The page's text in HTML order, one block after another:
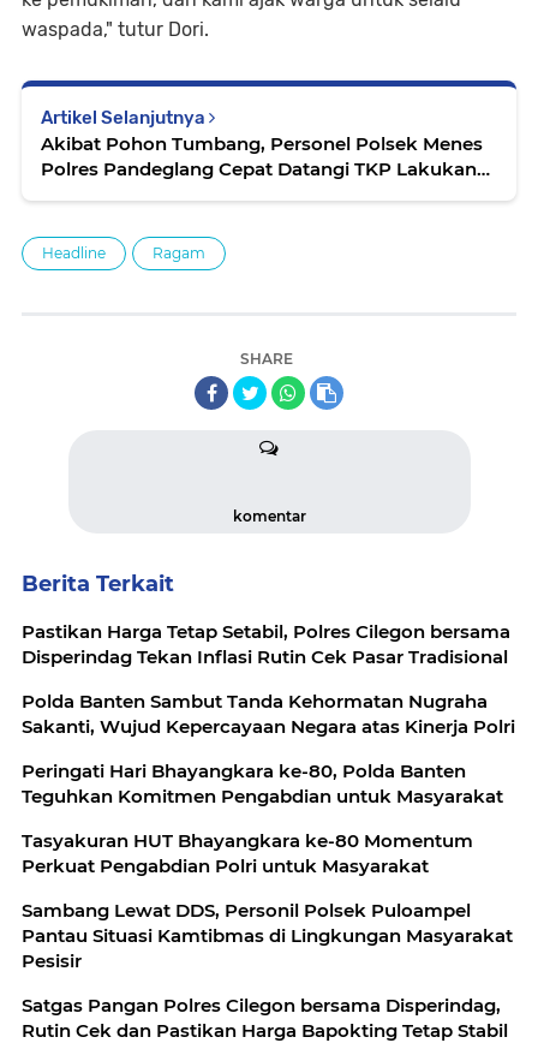
waspada," tutur Dori.
Artikel Selanjutnya
Akibat Pohon Tumbang, Personel Polsek Menes
Polres Pandeglang Cepat Datangi TKP Lakukan
Headline Ragam
SHARE
komentar
Berita Terkait
Pastikan Harga Tetap Setabil, Polres Cilegon bersama
Disperindag Tekan Inflasi Rutin Cek Pasar Tradisional
Polda Banten Sambut Tanda Kehormatan Nugraha
Sakanti, Wujud Kepercayaan Negara atas Kinerja Polri
Peringati Hari Bhayangkara ke-80, Polda Banten
Teguhkan Komitmen Pengabdian untuk Masyarakat
Tasyakuran HUT Bhayangkara ke-80 Momentum
Perkuat Pengabdian Polri untuk Masyarakat
Sambang Lewat DDS, Personil Polsek Puloampel
Pantau Situasi Kamtibmas di Lingkungan Masyarakat
Pesisir
Satgas Pangan Polres Cilegon bersama Disperindag,
Rutin Cek dan Pastikan Harga Bapokting Tetap Stabil